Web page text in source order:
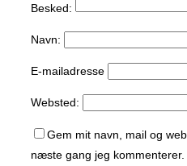
Besked:
Navn:
E-mailadresse
Websted:
Gem mit navn, mail og
næste gang jeg kommenterer.